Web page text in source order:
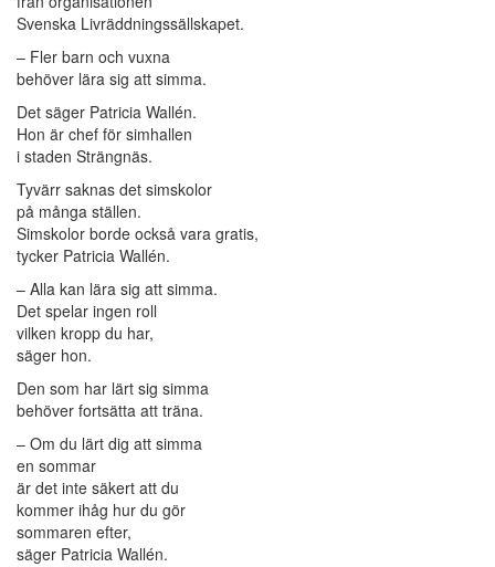
Svenska Livräddningssällskapet.
– Fler barn och vuxna
behöver lära sig att simma.
Det säger Patricia Wallén.
Hon är chef för simhallen
i staden Strängnäs.
Tyvärr saknas det simskolor
på många ställen.
Simskolor borde också vara gratis,
tycker Patricia Wallén.
– Alla kan lära sig att simma.
Det spelar ingen roll
vilken kropp du har,
säger hon.
Den som har lärt sig simma
behöver fortsätta att träna.
– Om du lärt dig att simma
en sommar
är det inte säkert att du
kommer ihåg hur du gör
sommaren efter,
säger Patricia Wallén.